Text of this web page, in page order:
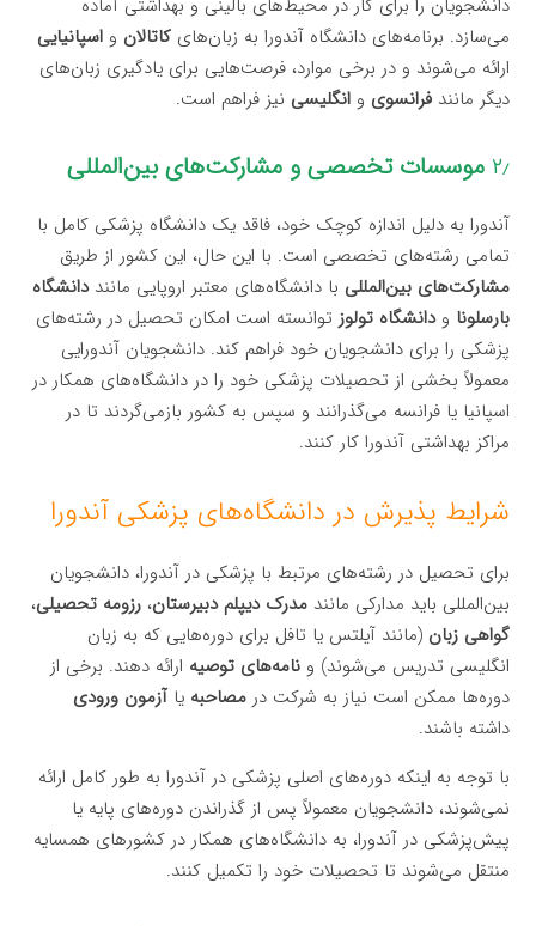
می‌سازد. برنامه‌های دانشگاه آندورا به زبان‌هایکاتالان واسپانیایی
ارائه می‌شوند و در برخی موارد، فرصت‌هایی برای یادگیری زبان‌های
دیگر مانندفرانسوی وانگلیسی نیز فراهم است.
۲٫ موسسات تخصصی و مشارکت‌های بین‌المللی
آندورا به دلیل اندازه کوچک خود، فاقد یک دانشگاه پزشکی کامل با
تمامی رشته‌های تخصصی است. با این حال، این کشور از طریق
مشارکت‌های بین‌المللی با دانشگاه‌های معتبر اروپایی ماننددانشگاه
بارسلونا ودانشگاه تولوز توانسته است امکان تحصیل در رشته‌های
پزشکی را برای دانشجویان خود فراهم کند. دانشجویان آندورایی
معمولاً بخشی از تحصیلات پزشکی خود را در دانشگاه‌های همکار در
اسپانیا یا فرانسه می‌گذرانند و سپس به کشور بازمی‌گردند تا در
مراکز بهداشتی آندورا کار کنند.
شرایط پذیرش در دانشگاه‌های پزشکی آندورا
برای تحصیل در رشته‌های مرتبط با پزشکی در آندورا، دانشجویان
بین‌المللی باید مدارکی مانندمدرک دیپلم دبیرستان،رزومه تحصیلی،
گواهی زبان (مانند آیلتس یا تافل برای دوره‌هایی که به زبان
انگلیسی تدریس می‌شوند) ونامه‌های توصیه ارائه دهند. برخی از
دوره‌ها ممکن است نیاز به شرکت درمصاحبه یاآزمون ورودی
داشته باشند.
با توجه به اینکه دوره‌های اصلی پزشکی در آندورا به طور کامل ارائه
نمی‌شوند، دانشجویان معمولاً پس از گذراندن دوره‌های پایه یا
پیش‌پزشکی در آندورا، به دانشگاه‌های همکار در کشورهای همسایه
منتقل می‌شوند تا تحصیلات خود را تکمیل کنند.